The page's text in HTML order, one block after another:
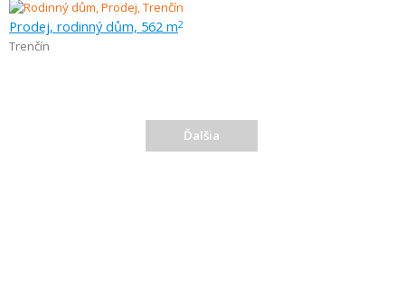
Prodej, rodinný dům, 562 m2
Trenčín
Ďalšia